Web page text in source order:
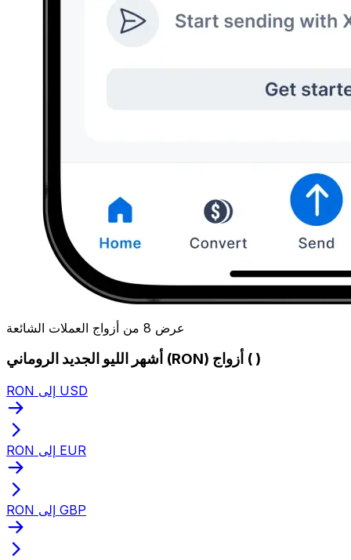
عرض 8 من أزواج العملات الشائعة
أشهر الليو الجديد الروماني (RON) أزواج ( )
RON إلى USD
RON إلى EUR
RON إلى GBP